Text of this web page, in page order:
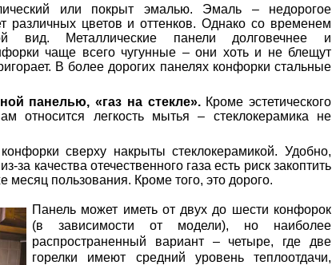
или покрыт эмалью. Эмаль – недорогое
различных цветов и оттенков. Однако со временем
вид. Металлические панели долговечнее и
чаще всего чугунные – они хоть и не блещут
В более дорогих панелях конфорки стальные
панелью, «газ на стекле».Кроме эстетического
относится легкость мытья – стеклокерамика не
сверху накрыты стеклокерамикой. Удобно,
за качества отечественного газа есть риск закоптить
месяц пользования. Кроме того, это дорого.
Панель может иметь от двух до шести конфорок
(в зависимости от модели), но наиболее
распространенный вариант – четыре, где две
горелки имеют средний уровень теплоотдачи,